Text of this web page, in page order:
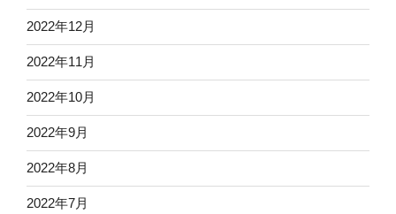
2022年12月
2022年11月
2022年10月
2022年9月
2022年8月
2022年7月